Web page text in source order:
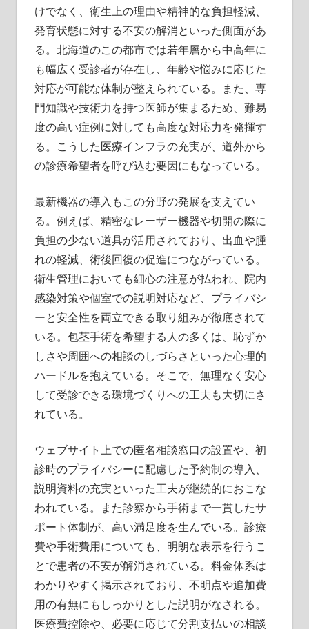
けでなく、衛生上の理由や精神的な負担軽減、
発育状態に対する不安の解消といった側面があ
る。北海道のこの都市では若年層から中高年に
も幅広く受診者が存在し、年齢や悩みに応じた
対応が可能な体制が整えられている。また、専
門知識や技術力を持つ医師が集まるため、難易
度の高い症例に対しても高度な対応力を発揮す
る。こうした医療インフラの充実が、道外から
の診療希望者を呼び込む要因にもなっている。
最新機器の導入もこの分野の発展を支えてい
る。例えば、精密なレーザー機器や切開の際に
負担の少ない道具が活用されており、出血や腫
れの軽減、術後回復の促進につながっている。
衛生管理においても細心の注意が払われ、院内
感染対策や個室での説明対応など、プライバシ
ーと安全性を両立できる取り組みが徹底されて
いる。包茎手術を希望する人の多くは、恥ずか
しさや周囲への相談のしづらさといった心理的
ハードルを抱えている。そこで、無理なく安心
して受診できる環境づくりへの工夫も大切にさ
れている。
ウェブサイト上での匿名相談窓口の設置や、初
診時のプライバシーに配慮した予約制の導入、
説明資料の充実といった工夫が継続的におこな
われている。また診察から手術まで一貫したサ
ポート体制が、高い満足度を生んでいる。診療
費や手術費用についても、明朗な表示を行うこ
とで患者の不安が解消されている。料金体系は
わかりやすく掲示されており、不明点や追加費
用の有無にもしっかりとした説明がなされる。
医療費控除や、必要に応じて分割支払いの相談